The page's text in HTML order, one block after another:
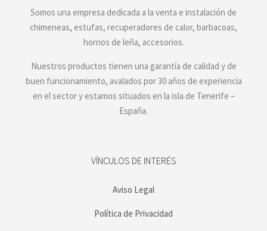
Somos una empresa dedicada a la venta e instalación de
chimeneas, estufas, recuperadores de calor, barbacoas,
hornos de leña, accesorios.
Nuestros productos tienen una garantía de calidad y de
buen funcionamiento, avalados por 30 años de experiencia
en el sector y estamos situados en la isla de Tenerife –
España.
VÍNCULOS DE INTERÉS
Aviso Legal
Política de Privacidad